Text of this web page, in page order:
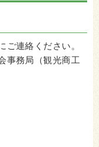
ご連絡ください。
事務局（観光商工